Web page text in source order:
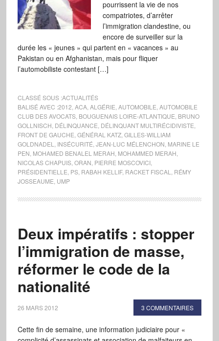
pourrissent la vie de nos
compatriotes, d’arrêter
l’immigration clandestine, ou
encore de surveiller sur la
durée les « jeunes » qui partent en « vacances » au
Pakistan ou en Afghanistan, mais pour fliquer
l’automobiliste contestant […]
CLASSÉ SOUS :ACTUALITÉS
BALISÉ AVEC :2012 ACA, ALGÉRIE AUTOMOBILE AUTOMOBILE
CLUB DES AVOCATS, BOUGUENAIS LOIRE-ATLANTIQUE BRUNO
GOLLNISCH DÉLINQUANCE DÉLINQUANT MULTIRÉCIDIVISTE
FRONT DE GAUCHE GÉNÉRAL KATZ, GILLES-WILLIAM
GOLDNADEL
INSÉCURITÉ JEAN-LUC MÉLENCHON MARINE LE
PEN MOHAMED BENALEL MERAH MOHAMMED MERAH
NICOLAS CHAPUIS, ORAN PIERRE MOSCOVICI,
PRÉSIDENTIELLE PS, RABAH KELLIF, RACKET FISCAL
RÉMY
JOSSEAUME UMP
Deux impératifs : stopper
l’immigration de masse,
réformer le code de la
nationalité
26 MARS 2012 3 COMMENTAIRES
Cette fin de semaine, une information judiciaire pour «